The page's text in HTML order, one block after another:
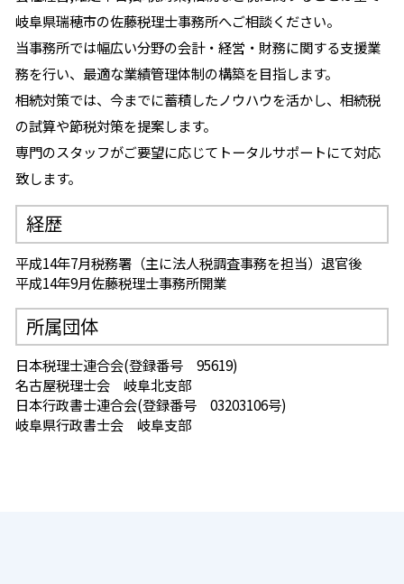
岐阜県瑞穂市の佐藤税理士事務所へご相談ください。
当事務所では幅広い分野の会計・経営・財務に関する支援業
務を行い、最適な業績管理体制の構築を目指します。
相続対策では、今までに蓄積したノウハウを活かし、相続税
の試算や節税対策を提案します。
専門のスタッフがご要望に応じてトータルサポートにて対応
致します。
経歴
平成14年7月税務署（主に法人税調査事務を担当）退官後
平成14年9月佐藤税理士事務所開業
所属団体
日本税理士連合会(登録番号 95619)
名古屋税理士会 岐阜北支部
日本行政書士連合会(登録番号 03203106号)
岐阜県行政書士会 岐阜支部